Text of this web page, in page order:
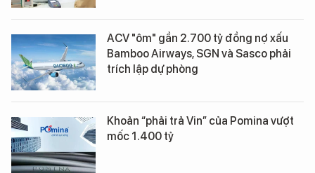
ACV "ôm" gần 2.700 tỷ đồng nợ xấu
Bamboo Airways, SGN và Sasco phải
trích lập dự phòng
Khoản “phải trả Vin” của Pomina vượt
mốc 1.400 tỷ